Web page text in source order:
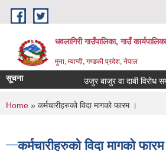
Skip to main content
धवलागिरी गाउँपालिका, गाउँ
मुना, म्याग्दी, गण्डकी प्रदेश, नेपाल
सूचना उजुर बाजुर वा दाबी विरोध
You are here
Home » कर्मचारीहरुको विदा मागको फारम ।
कर्मचारीहरुको विदा मागको